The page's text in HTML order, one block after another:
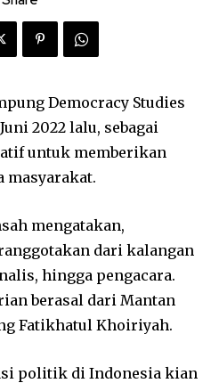
Democracy Studies
2022 lalu, sebagai
untuk memberikan
masyarakat.
mengatakan,
dari kalangan
hingga pengacara.
berasal dari Mantan
Fatikhatul Khoiriyah.
politik di Indonesia kian